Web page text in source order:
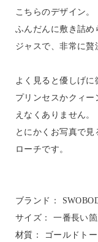
こちらのデザイン。
ふんだんに敷き詰め
ジャスで、非常に贅
よく見ると優しげに
プリンセスかクィ
えなくありません。
とにかくお写真で
ローチです。
ブランド：
サイズ： 一番長い
材質： ゴールドト